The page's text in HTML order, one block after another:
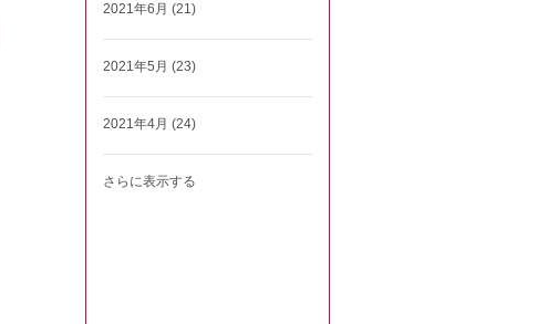
2021年6月 (21)
2021年5月 (23)
2021年4月 (24)
さらに表示する